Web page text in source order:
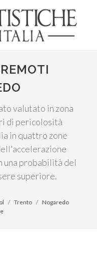
valutato in zona
di pericolosità
in quattro zone
una probabilità del
superiore.
Trento
Nogaredo